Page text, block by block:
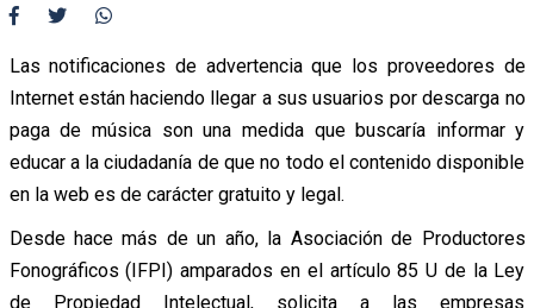
Las notificaciones de advertencia que los proveedores de
Internet están haciendo llegar a sus usuarios por descarga no
paga de música son una medida que buscaría informar y
educar a la ciudadanía de que no todo el contenido disponible
en la web es de carácter gratuito y legal.
Desde hace más de un año, la Asociación de Productores
Fonográficos (IFPI) amparados en el artículo 85 U de la Ley
de Propiedad Intelectual, solicita a las empresas